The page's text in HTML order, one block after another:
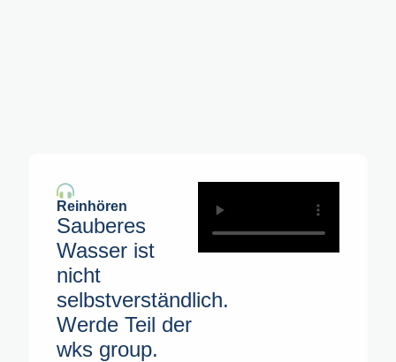
Reinhören
Sauberes
Wasser ist
nicht
selbstverständlich.
Werde Teil der
wks group.